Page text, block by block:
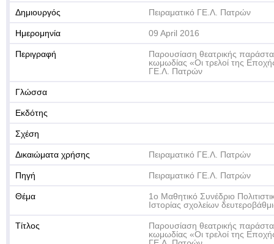
Δημιουργός Πειραματικό ΓΕ.Λ. Πατρών
Ημερομηνία 09 April 2016
Περιγραφή
Παρουσίαση θεατρικής
κωμωδίας «Οι τρελοί της
ΓΕ.Λ. Πατρών
Γλώσσα
Εκδότης
Σχέση
Δικαιώματα χρήσης Πειραματικό ΓΕ.Λ. Πατρών
Πηγή Πειραματικό ΓΕ.Λ. Πατρών
Θέμα
1ο Μαθητικό Συνέδριο
Ιστορίας σχολείων
Τίτλος
Παρουσίαση θεατρικής
κωμωδίας «Οι τρελοί της